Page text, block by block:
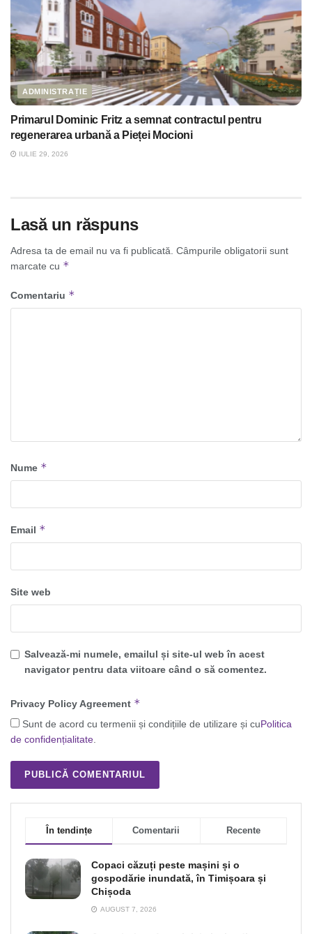
ADMINISTRAȚIE
Primarul Dominic Fritz a semnat contractul pentru
regenerarea urbană a Pieței Mocioni
IULIE 29, 2026
Lasă un răspuns
Adresa ta de email nu va fi publicată. Câmpurile obligatorii sunt
marcate cu *
Comentariu *
Nume *
Email *
Site web
Salvează-mi numele, emailul și site-ul web în acest
navigator pentru data viitoare când o să comentez.
Privacy Policy Agreement *
Sunt de acord cu termenii și condițiile de utilizare și cuPolitica
de confidențialitate.
În tendințe Comentarii Recente
Copaci căzuți peste mașini și o
gospodărie inundată, în Timișoara și
Chișoda
AUGUST 7, 2026